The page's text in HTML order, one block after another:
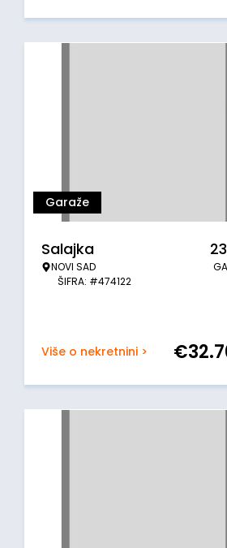
Garaže
Salajka
NOVI SAD
ŠIFRA: #474122
23
Više o nekretnini > €